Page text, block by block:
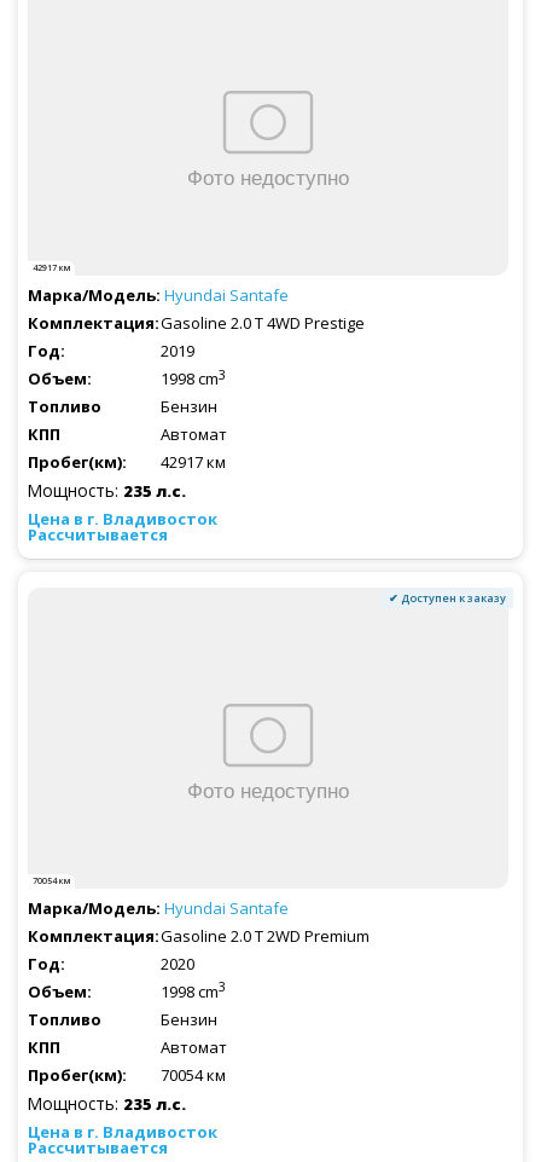
42917 км
Hyundai Santafe
Gasoline 2.0 T 4WD Prestige
2019
1998 cm3
Бензин
Автомат
42917 км
Мощность: 235 л.с.
Рассчитывается
✔ Доступен к заказу
70054 км
Hyundai Santafe
Gasoline 2.0 T 2WD Premium
2020
1998 cm3
Бензин
Автомат
70054 км
Мощность: 235 л.с.
Рассчитывается